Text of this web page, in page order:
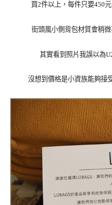
買2件以上，每件只要450
街頭風小側背包材質會稍
其實看到照片我誤以為
沒想到價格是小資族能夠接